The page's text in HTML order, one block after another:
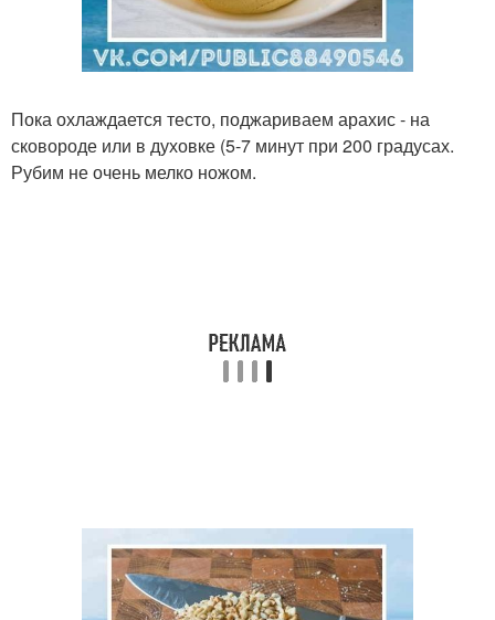
Пока охлаждается тесто, поджариваем арахис - на
сковороде или в духовке (5-7 минут при 200 градусах.
Рубим не очень мелко ножом.